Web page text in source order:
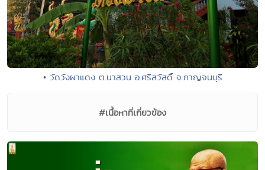
• วัดวังผาแดง ต.นาสวน อ.ศรีสวัสดิ์ จ.กาญจนบุรี
#เนื้อหาที่เกี่ยวข้อง